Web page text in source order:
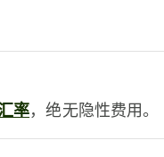
率，绝无隐性费用。